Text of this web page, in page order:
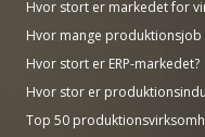
Hvor stort er markedet for
Hvor mange produktionsjob
Hvor stort er ERP-markedet?
Hvor stor er
Top 50